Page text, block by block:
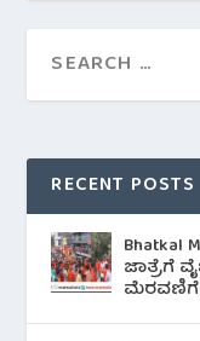
RECENT POSTS
Bhatkal
ಜಾತ್ರೆಗೆ